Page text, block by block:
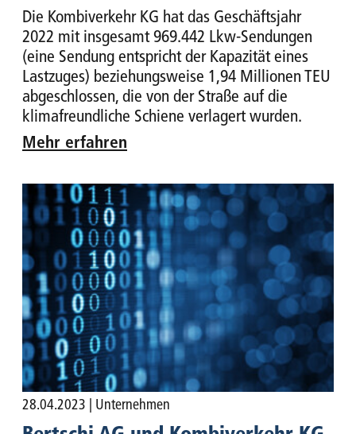
Die Kombiverkehr KG hat das Geschäftsjahr
2022 mit insgesamt 969.442 Lkw-Sendungen
(eine Sendung entspricht der Kapazität eines
Lastzuges) beziehungsweise 1,94 Millionen TEU
abgeschlossen, die von der Straße auf die
klimafreundliche Schiene verlagert wurden.
Mehr erfahren
28.04.2023 | Unternehmen